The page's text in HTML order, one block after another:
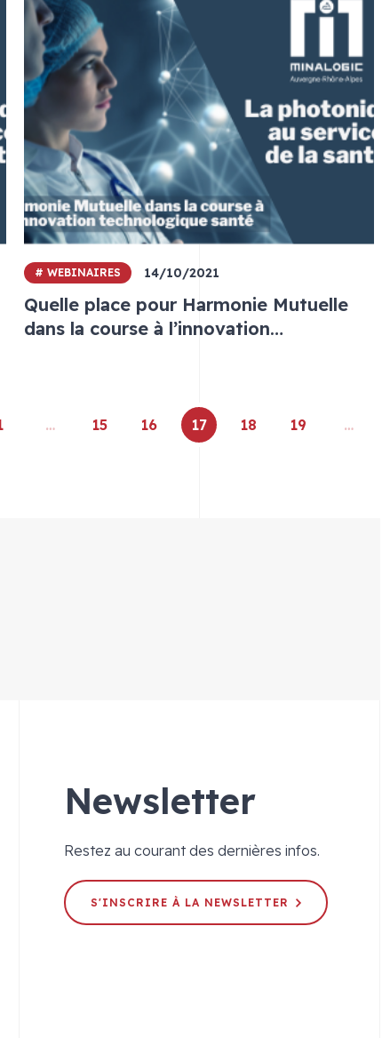
# WEBINAIRES 14/10/2021
Quelle place pour Harmonie Mutuelle
dans la course à l’innovation
… 15 16 17 18 19 …
Newsletter
Restez au courant des dernières infos.
S'INSCRIRE À LA NEWSLETTER